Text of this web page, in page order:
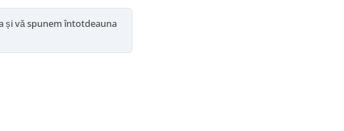
și vă spunem întotdeauna